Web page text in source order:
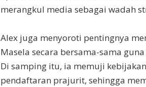
merangkul media sebagai wadah
Alex juga menyoroti pentingnya
Masela secara bersama-sama
Di samping itu, ia memuji
pendaftaran prajurit, sehingga